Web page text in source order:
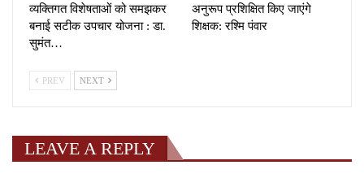
व्यक्तिगत विशेषताओं को समझकर
बनाई सटीक उपचार योजना : डा.
सुमंत…
अनुरूप प्रशिक्षित किए जाएंगे
शिक्षक: रश्मि पंवार
PREV NEXT
LEAVE A REPLY